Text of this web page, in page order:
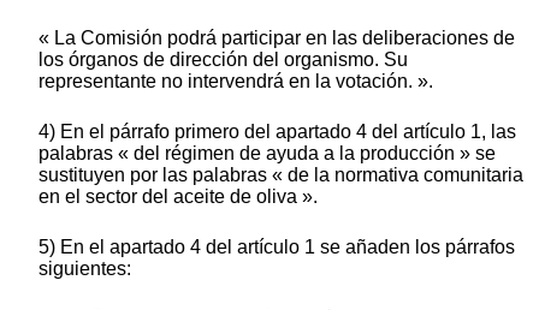
« La Comisión podrá participar en las deliberaciones de
los órganos de dirección del organismo. Su
representante no intervendrá en la votación. ».
4) En el párrafo primero del apartado 4 del artículo 1, las
palabras « del régimen de ayuda a la producción » se
sustituyen por las palabras « de la normativa comunitaria
en el sector del aceite de oliva ».
5) En el apartado 4 del artículo 1 se añaden los párrafos
siguientes: